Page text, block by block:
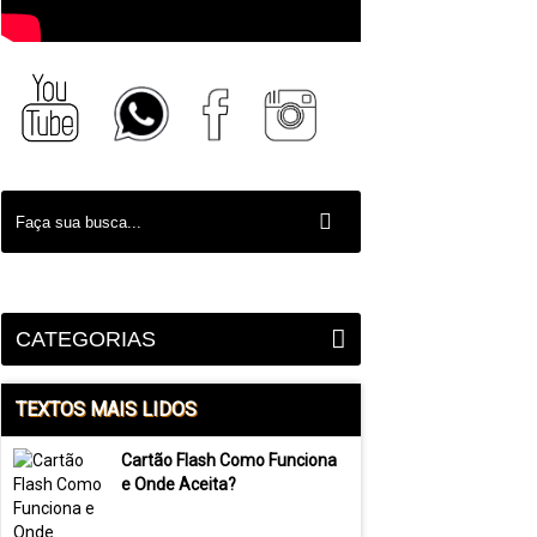
CATEGORIAS
TEXTOS MAIS LIDOS
Cartão Flash Como Funciona
e Onde Aceita?